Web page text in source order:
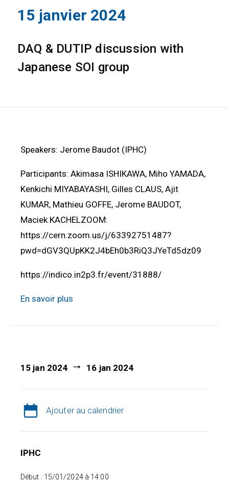
15 janvier 2024
DAQ & DUTIP discussion with
Japanese SOI group
Speakers: Jerome Baudot (IPHC)
Participants: Akimasa ISHIKAWA, Miho YAMADA,
Kenkichi MIYABAYASHI, Gilles CLAUS, Ajit
KUMAR, Mathieu GOFFE, Jerome BAUDOT,
Maciek KACHELZOOM:
https://cern.zoom.us/j/63392751487?
pwd=dGV3QUpKK2J4bEh0b3RiQ3JYeTd5dz09
https://indico.in2p3.fr/event/31888/
En savoir plus
15 jan 2024 16 jan 2024
Ajouter au calendrier
IPHC
Début : 15/01/2024 à 14:00